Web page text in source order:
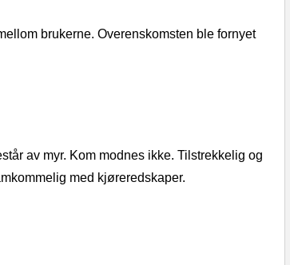
brukerne. Overenskomsten ble fornyet
av myr. Kom modnes ikke. Til­strekkelig og
med kjøreredskaper.